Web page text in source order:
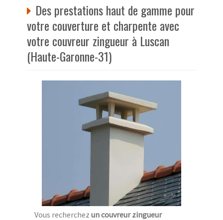
Des prestations haut de gamme pour
votre couverture et charpente avec
votre couvreur zingueur à Luscan
(Haute-Garonne-31)
Vous recherchez un couvreur zingueur